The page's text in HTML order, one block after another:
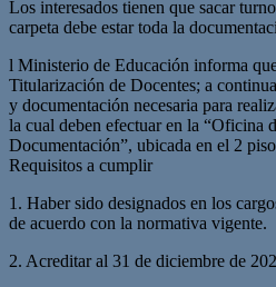
Los interesados tienen que sacar
carpeta debe estar toda la
l Ministerio de Educación informa
Titularización de Docentes; a
y documentación necesaria para
la cual deben efectuar en la “Oficina
Documentación”, ubicada en el 2
Requisitos a cumplir
1. Haber sido designados en los
de acuerdo con la normativa vigente.
2. Acreditar al 31 de diciembre de